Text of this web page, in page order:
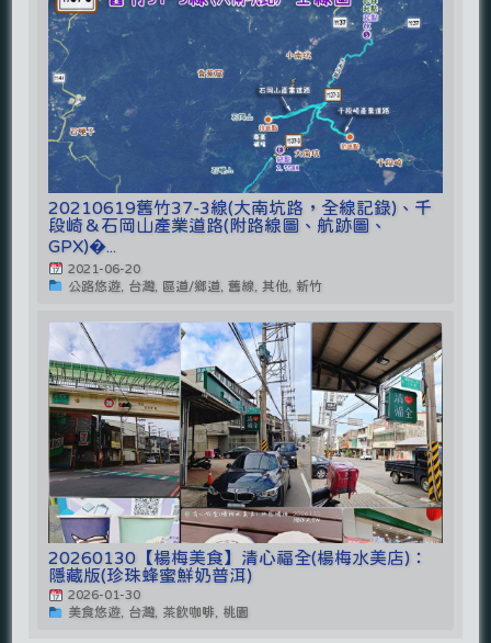
20210619舊竹37-3線(大南坑路，全線記錄)、千
段崎＆石岡山產業道路(附路線圖、航跡圖、
GPX)�...
2021-06-20
公路悠遊, 台灣, 區道/鄉道, 舊線, 其他, 新竹
20260130【楊梅美食】清心福全(楊梅水美店)：
隱藏版(珍珠蜂蜜鮮奶普洱)
2026-01-30
美食悠遊, 台灣, 茶飲咖啡, 桃園